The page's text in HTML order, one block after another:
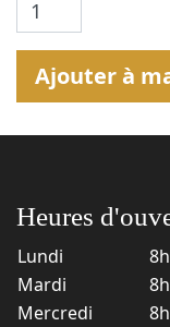
Ajouter à
Heures
Lundi
Mardi
Mercredi